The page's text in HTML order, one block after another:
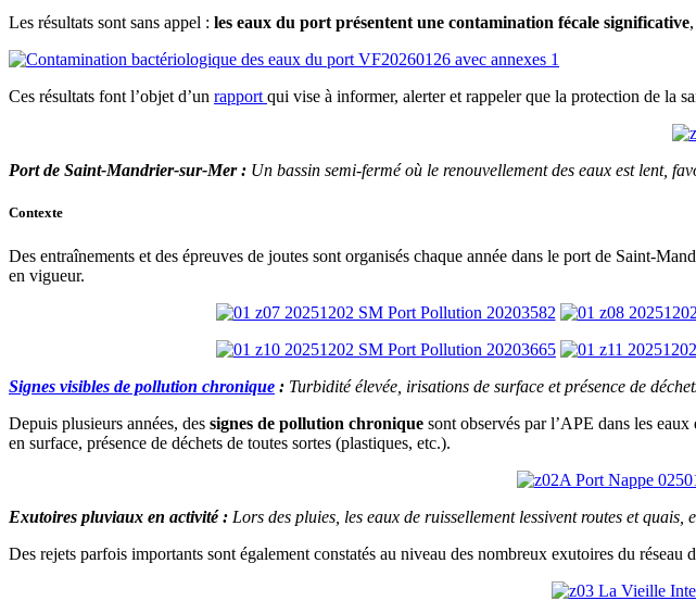
Les résultats sont sans appel : les eaux du port présentent une contamination fécale significative
Ces résultats font l’objet d’un rapport qui vise à informer, alerter et rappeler que la protection de la
Port de Saint-Mandrier-sur-Mer : Un bassin semi-fermé où le renouvellement des eaux est lent,
Contexte
Des entraînements et des épreuves de joutes sont organisés chaque année dans le port de Saint-
en vigueur.
Signes visibles de pollution chronique : Turbidité élevée, irisations de surface et présence de
Depuis plusieurs années, des signes de pollution chronique sont observés par l’APE dans les
en surface, présence de déchets de toutes sortes (plastiques, etc.).
Exutoires pluviaux en activité : Lors des pluies, les eaux de ruissellement lessivent routes et
Des rejets parfois importants sont également constatés au niveau des nombreux exutoires du réseau